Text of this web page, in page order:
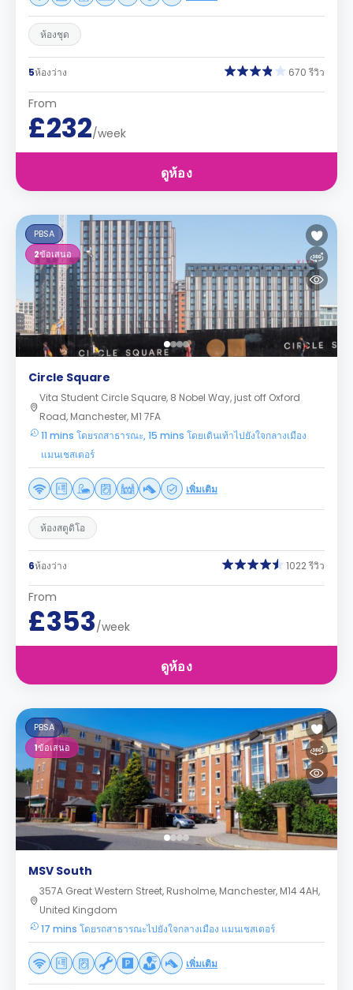
ห้องชุด
5ห้องว่าง 670 รีวิว
From
£232/week
ดูห้อง
PBSA
2ข้อเสนอ
Circle Square
Vita Student Circle Square, 8 Nobel Way, just off Oxford
Road, Manchester, M1 7FA
11 mins โดยรถสาธารณะ, 15 mins โดยเดินเท้าไปยังใจกลางเมือง
แมนเชสเตอร์
เพิ่มเติม
ห้องสตูดิโอ
6ห้องว่าง 1022 รีวิว
From
£353/week
ดูห้อง
PBSA
1ข้อเสนอ
MSV South
357A Great Western Street, Rusholme, Manchester, M14 4AH,
United Kingdom
17 mins โดยรถสาธารณะไปยังใจกลางเมือง แมนเชสเตอร์
เพิ่มเติม